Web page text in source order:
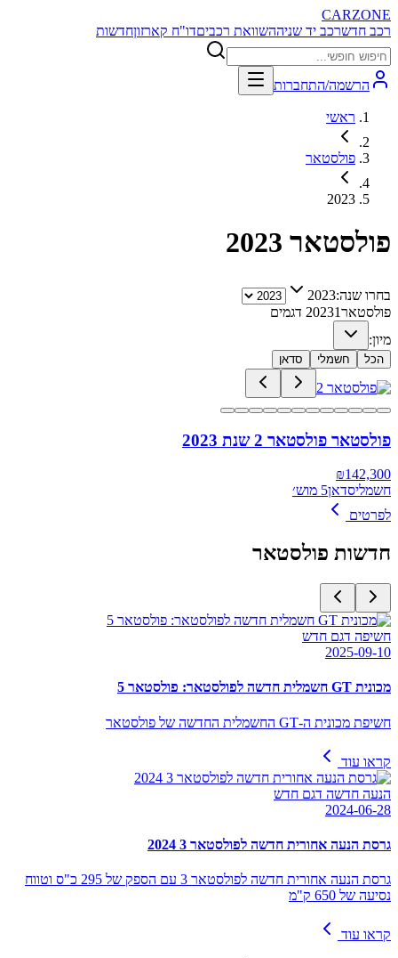
CARZONE
רכב חדשרכב יד שניההשוואת רכביםדו"ח קארזוןחדשות
הרשמה/התחברות
ראשי
פולסטאר
2023
פולסטאר 2023
בחרו שנה:2023
פולסטאר 20231
דגמים
מיון:
הכל חשמלי סדאן
פולסטאר פולסטאר 2 שנת 2023
₪142,300
חשמליסדאן5 מוש׳
לפרטים
חדשות פולסטאר
חשיפה דגם חדש
2025-09-10
מכונית GT חשמלית חדשה לפולסטאר: פולסטאר 5
חשיפת מכונית ה-GT החשמלית החדשה של פולסטאר
קראו עוד
הנעה חדשה דגם חדש
2024-06-28
גרסת הנעה אחורית חדשה לפולסטאר 3 2024
גרסת הנעה אחורית חדשה לפולסטאר 3 עם הספק של 295 כ"ס וטווח
נסיעה של 650 ק"מ
קראו עוד